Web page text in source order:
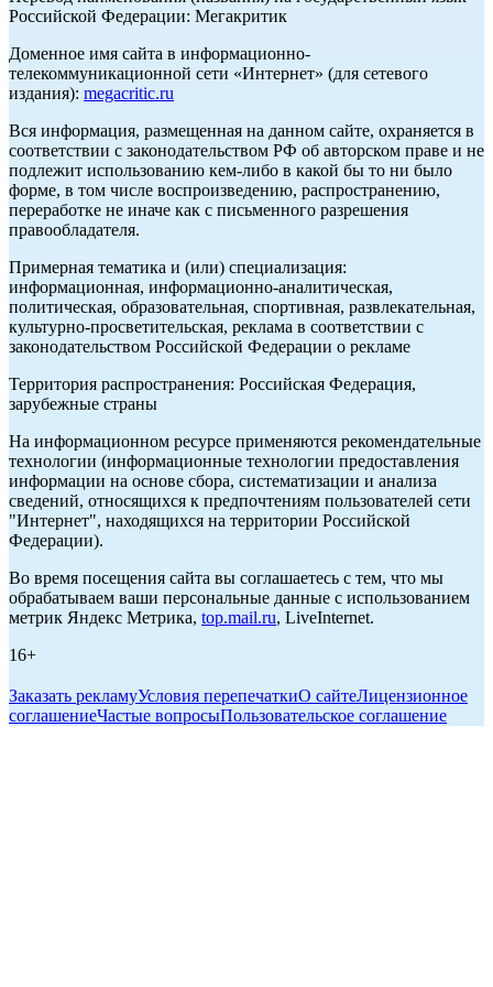
Российской Федерации: Мегакритик
Доменное имя сайта в информационно-
телекоммуникационной сети «Интернет» (для сетевого
издания): megacritic.ru
Вся информация, размещенная на данном сайте, охраняется в
соответствии с законодательством РФ об авторском праве и не
подлежит использованию кем-либо в какой бы то ни было
форме, в том числе воспроизведению, распространению,
переработке не иначе как с письменного разрешения
правообладателя.
Примерная тематика и (или) специализация:
информационная, информационно-аналитическая,
политическая, образовательная, спортивная, развлекательная,
культурно-просветительская, реклама в соответствии с
законодательством Российской Федерации о рекламе
Территория распространения: Российская Федерация,
зарубежные страны
На информационном ресурсе применяются рекомендательные
технологии (информационные технологии предоставления
информации на основе сбора, систематизации и анализа
сведений, относящихся к предпочтениям пользователей сети
"Интернет", находящихся на территории Российской
Федерации).
Во время посещения сайта вы соглашаетесь с тем, что мы
обрабатываем ваши персональные данные с использованием
метрик Яндекс Метрика, top.mail.ru, LiveInternet.
16+
Заказать рекламуУсловия перепечаткиО сайтеЛицензионное
соглашениеЧастые вопросыПользовательское соглашение